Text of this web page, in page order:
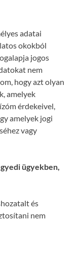
adatai
okokból
jogos
nem
hogy azt olyan
amelyek
érdekeivel,
amelyek jogi
vagy
ügyekben,
és
nem